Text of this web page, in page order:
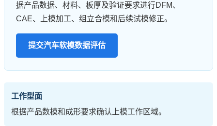
据产品数据、材料、板厚及验证要求进行DFM、
CAE、上模加工、组立合模和后续试模修正。
提交汽车软模数据评估
工作型面
根据产品数模和成形要求确认上模工作区域。